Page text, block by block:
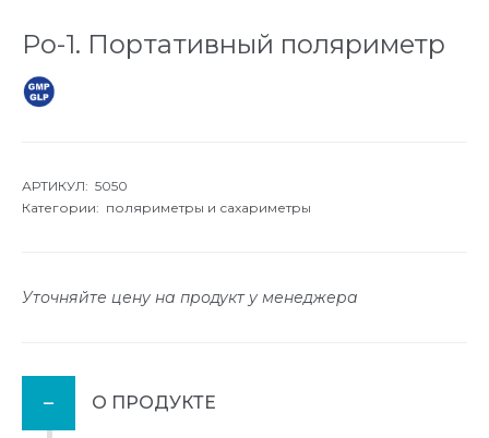
Po-1. Портативный поляриметр
АРТИКУЛ: 5050
Категории: поляриметры и сахариметры
Уточняйте цену на продукт у менеджера
О ПРОДУКТЕ